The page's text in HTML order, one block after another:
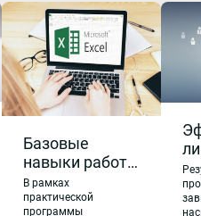
Базовые
навыки работы
в Microsoft
Excel для
В рамках
практической
программы